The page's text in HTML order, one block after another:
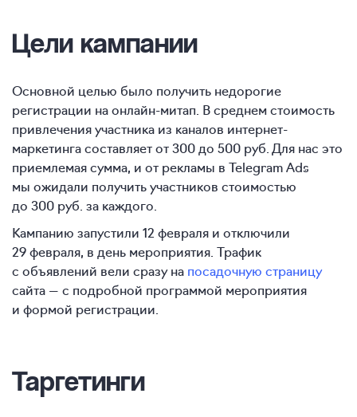
Цели кампании
Основной целью было получить недорогие
регистрации на онлайн-митап. В среднем стоимость
привлечения участника из каналов интернет-
маркетинга составляет от 300 до 500 руб. Для нас это
приемлемая сумма, и от рекламы в Telegram Ads
мы ожидали получить участников стоимостью
до 300 руб. за каждого.
Кампанию запустили 12 февраля и отключили
29 февраля, в день мероприятия. Трафик
с объявлений вели сразу на посадочную страницу
сайта — с подробной программой мероприятия
и формой регистрации.
Таргетинги